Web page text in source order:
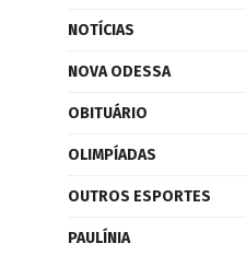
NOTÍCIAS
NOVA ODESSA
OBITUÁRIO
OLIMPÍADAS
OUTROS ESPORTES
PAULÍNIA